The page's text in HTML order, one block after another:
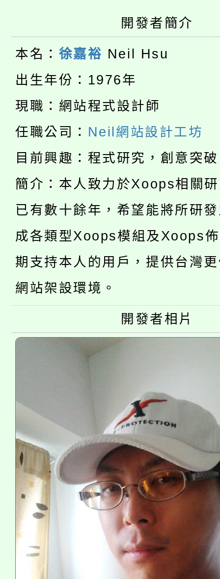
生本土語及新住民語歌
公告本校115學年度第
代理(課)教師甄選結果(
公告本校115學年度第
代理(課)教師甄選結果(
轉知中國文化大學推廣
《TA101》溝通分析基
程，歡迎學生輔導中心
心理、諮商輔導、社會
淨零綠生活教案入校路
會
115年食農教育專業人
程
學期銜接期間理賠案件
學籍身 分審查程序及
版
淨零綠領人才培育課程
公告本校115學年度第
代理(課)教師甄選結果(
「2026金融保險知識
車」活動
桃園市115學年度學生
生本土語及新住民語歌
公告本校115學年度第
代理(課)教師甄選結果(
公告本校115學年度第
代理(課)教師甄選結果(
轉知中國文化大學推廣
《TA101》溝通分析基
程，歡迎學生輔導中心
心理、諮商輔導、社會
系所師生報名參加。
開發者簡介
本名： 徐嘉裕 Neil Hsu
出生年份：1976年
現職：網站程式設計師
任職公司： Neil網站設計工坊
目前興趣：程式研究，創意突
簡介：本人致力於Xoops相關
已有數十餘年，希望能將所研
成各類型Xoops模組及Xoops
期支持本人的用戶，提供台灣
網站架設環境。
開發者相片